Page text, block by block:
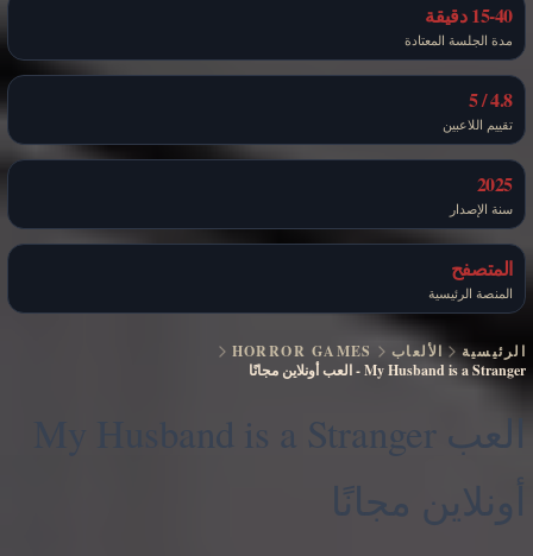
15-40 دقيقة
مدة الجلسة المعتادة
4.8 / 5
تقييم اللاعبين
2025
سنة الإصدار
المتصفح
المنصة الرئيسية
الرئيسية الألعاب
HORROR GAMES
My Husband is a Stranger
-العب أونلاين مجانًا
العب My Husband is a Stranger
أونلاين مجانًا